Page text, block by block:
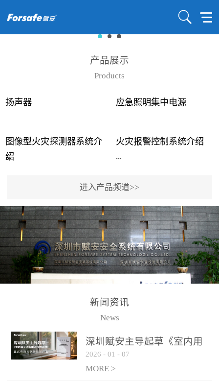
产品展示
Products
扬声器 应急照明集中电源
图像型火灾探测器系统介
绍
...
事故频发，传统的火灾探
测方法已无法满足要求。
尤其是目前众多的大型影
剧院、会议展览中心、体
育馆、大型仓库和隧道空
间等，其建筑结构特殊、
火灾隐患多。一旦发生火
传统的火灾关测器无法被
及时缺发，不能及早发现
和有效扑救火火，这不仅
火灾报警控制系统介绍
...
用了具有仲裁机制和冗余
校验的总线传输技术、线
路状态检测与保护技术、
后向光电感烟探测技术、
高可靠的系统抗干扰技术
等多项专利技术和专有技
警领域三十多年技术积累
和工程实践的结晶。
进入产品频道>>
新闻资讯
News
深圳赋安主导起草《室内用
光动能电池技术规程》 正式
布局光伏新能源产业
2026 - 01 - 07
MORE >